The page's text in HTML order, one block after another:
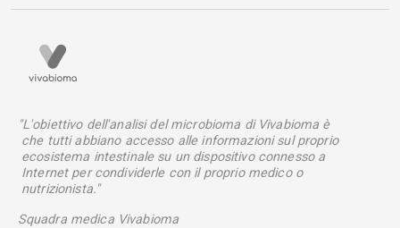
"L'obiettivo dell'analisi del microbioma di Vivabioma è
che tutti abbiano accesso alle informazioni sul proprio
ecosistema intestinale su un dispositivo connesso a
Internet per condividerle con il proprio medico o
nutrizionista."
Squadra medica Vivabioma